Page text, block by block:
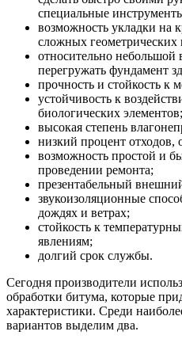
специальные
возможность укладки на
сложных геометрических
относительно небольшой
перегружать фундамент
прочность и стойкость к
устойчивость к
биологических элементов;
высокая степень
низкий процент отходов,
возможность простой и
проведении ремонта;
презентабельный
звукоизоляционные
дождях и ветрах;
стойкость к
явлениям;
долгий срок службы.
Сегодня производители
обработки битума, которые
характеристики. Среди
вариантов выделим два.